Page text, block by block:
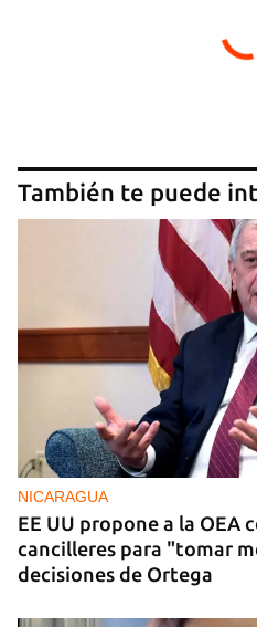
Guardar como favorito
iniciar sesión con tu cuenta
INICIAR
También te puede
NICARAGUA
EE UU propone a la OEA
cancilleres para "tomar
decisiones de Ortega